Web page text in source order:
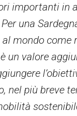
importanti in
una
mondo come
un valore
nel più breve